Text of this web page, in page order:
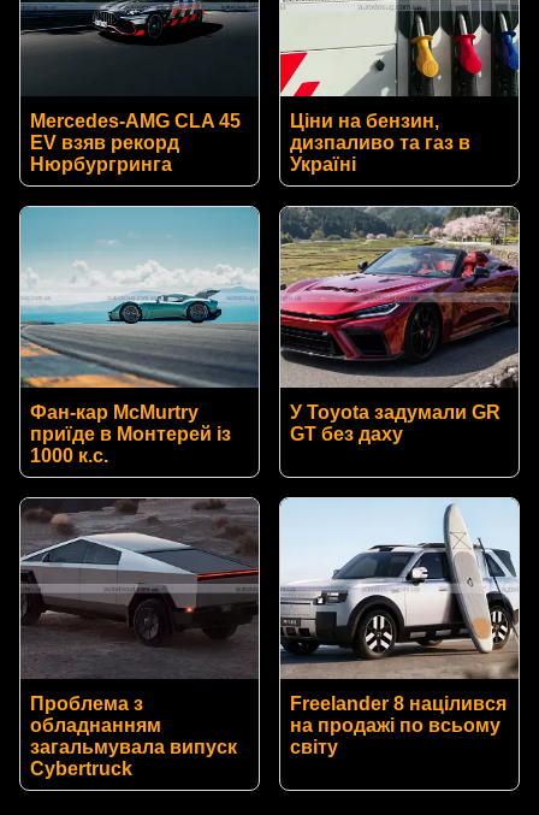
Mercedes-AMG CLA 45
EV взяв рекорд
Нюрбургринга
Ціни на бензин,
дизпаливо та газ в
Україні
Фан-кар McMurtry
приїде в Монтерей із
1000 к.с.
У Toyota задумали GR
GT без даху
Проблема з
обладнанням
загальмувала випуск
Cybertruck
Freelander 8 націлився
на продажі по всьому
світу